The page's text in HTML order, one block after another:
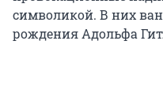
символикой. В них
рождения Адольфа